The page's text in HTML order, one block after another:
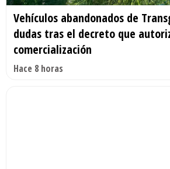
Vehículos abandonados de
dudas tras el decreto que
comercialización
Hace 8 horas